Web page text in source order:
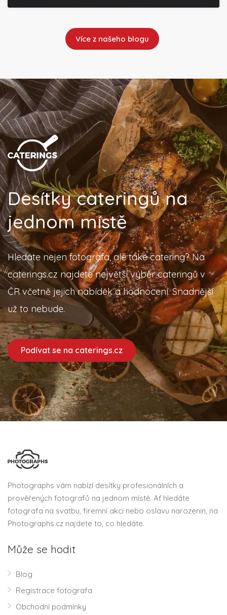
Více z našeho blogu
Desítky cateringů na
jednom místě
Hledáte nejen fotografa, ale také catering? Na
caterings.cz najdete největší výběr cateringů v
ČR včetně jejich nabídek a hodnocení. Snadnější
už to nebude.
Podívat se na caterings.cz
Photographs vám nabízí desítky profesionálních a
prověřených fotografů na jednom místě. Ať hledáte
fotografa na svatbu, firemní akci nebo oslavu narozenin, na
Photographs.cz najdete to, co hledáte.
Může se hodit
Blog
Registrace fotografa
Obchodní podmínky